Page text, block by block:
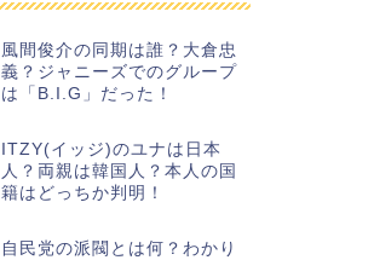
風間俊介の同期は誰？大倉忠
義？ジャニーズでのグループ
は「B.I.G」だった！
ITZY(イッジ)のユナは日本
人？両親は韓国人？本人の国
籍はどっちか判明！
自民党の派閥とは何？わかり